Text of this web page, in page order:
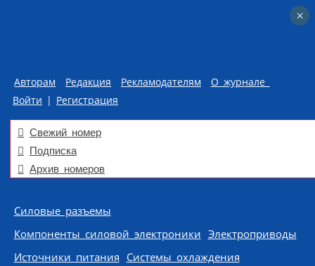
Авторам Редакция Рекламодателям
О журнале
Войти | Регистрация
Свежий номер
Подписка
Архив номеров
Skip to content
Силовые разъемы
Компоненты силовой электроники Электроприводы
Источники питания Системы охлаждения
×
×